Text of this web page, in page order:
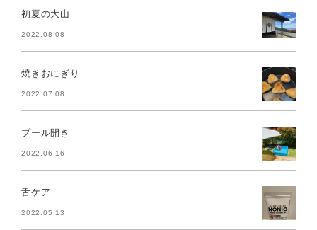
初夏の大山
2022.08.08
焼きおにぎり
2022.07.08
プール開き
2022.06.16
舌ケア
2022.05.13